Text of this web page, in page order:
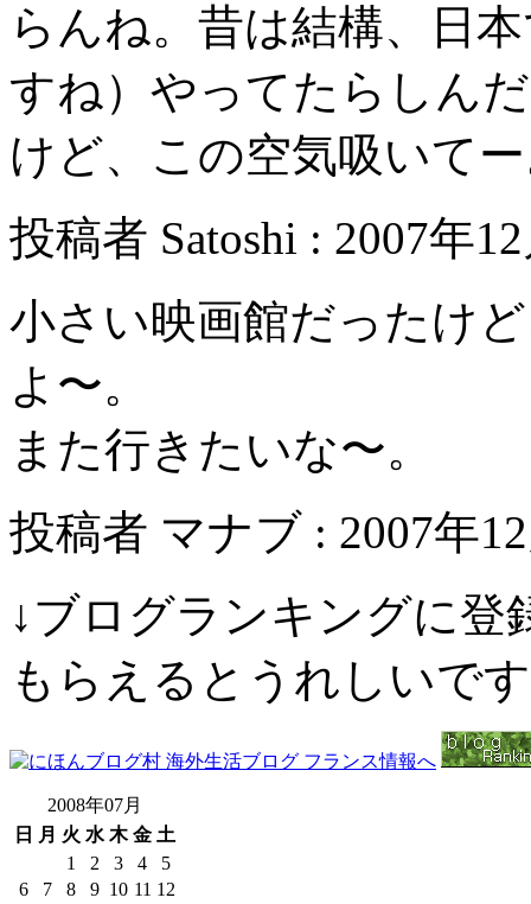
らんね。昔は結構、日
すね）やってたらしん
けど、この空気吸いて
投稿者 Satoshi : 2007年
小さい映画館だったけ
よ〜。
また行きたいな〜。
投稿者 マナブ : 2007年
↓ブログランキングに登
もらえるとうれしいで
2008年07月
日
月 火 水 木 金 土
1
2 3 4
5
6
7 8 9 10 11 12